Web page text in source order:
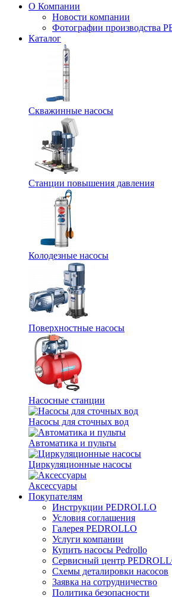
О Компании
Новости компании
Фотографии производства
Каталог
Скважинные насосы
Станции повышения давления
Колодезные насосы
Поверхностные насосы
Насосные станции
Насосы для сточных вод
Автоматика и пульты
Циркуляционные насосы
Аксессуары
Покупателям
Инструкции PEDROLLO
Условия соглашения
Галерея PEDROLLO
Услуги компании
Купить насосы Pedrollo
Сервисный центр
Схемы деталировки насосов
Заявка на сотрудничество
Политика безопасности